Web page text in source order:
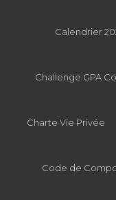
Calendrier
Challenge GPA
Charte Vie Privée
Code de